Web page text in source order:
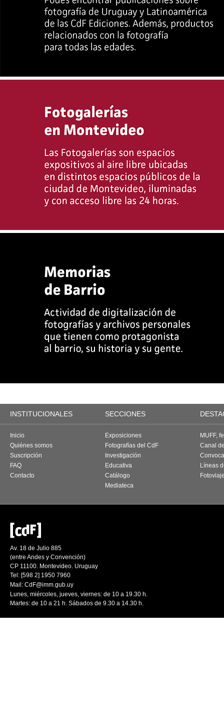
INSTITUCIONALES SECCIONES
Inicio
Quiénes somos
Suscripción
FAQ
Contacto
Exposiciones
Fotografías del CdF
Investigación
Educativa
Catálogo
Mediateca
MUFF,
Canal
Líneas
Av. 18 de Julio 885
(entre Andes y Convención)
CP 11100. Montevideo. Uruguay
Tel: [598 2] 1950 7960
Mail: CdF@imm.gub.uy
Lunes, miércoles, jueves, viernes: de 10 a 19.30 h.
Martes: de 10 a 21 h. Sábados de 9.30 a 14.30 h.